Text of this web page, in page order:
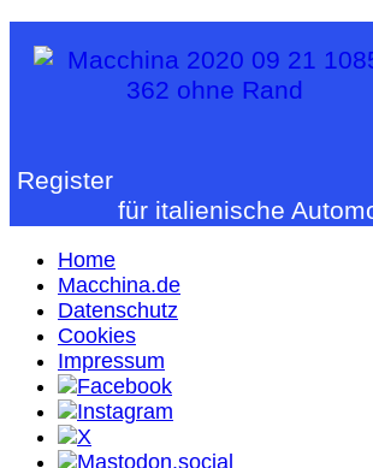
Register
für italienische
Home
Macchina.de
Datenschutz
Cookies
Impressum